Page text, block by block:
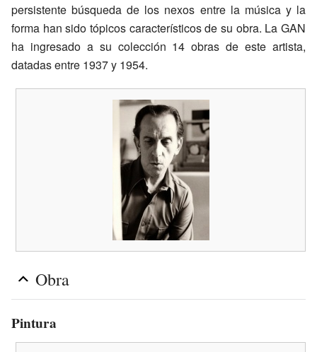
persistente búsqueda de los nexos entre la música y la
forma han sido tópicos característicos de su obra. La GAN
ha ingresado a su colección 14 obras de este artista,
datadas entre 1937 y 1954.
Obra
Pintura